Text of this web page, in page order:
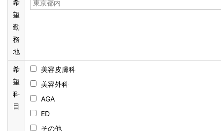
希
望
勤
務
地
希
望
科
目
美容皮膚科
美容外科
AGA
ED
その他